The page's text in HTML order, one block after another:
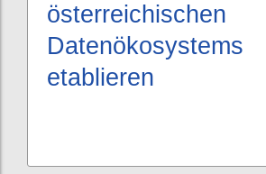
österreichischen
Datenökosystems
etablieren